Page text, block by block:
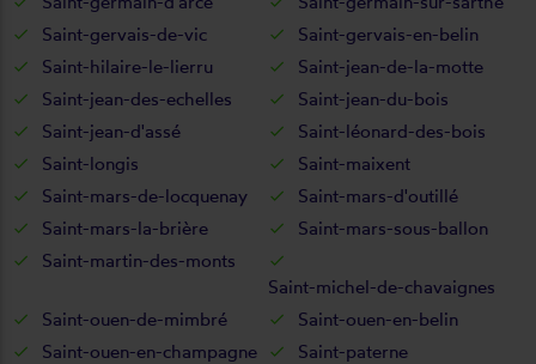
Saint-gervais-de-vic
Saint-gervais-en-belin
Saint-hilaire-le-lierru
Saint-jean-de-la-motte
Saint-jean-des-echelles
Saint-jean-du-bois
Saint-jean-d'assé
Saint-léonard-des-bois
Saint-longis
Saint-maixent
Saint-mars-de-locquenay
Saint-mars-d'outillé
Saint-mars-la-brière
Saint-mars-sous-ballon
Saint-martin-des-monts
Saint-michel-de-chavaignes
Saint-ouen-de-mimbré
Saint-ouen-en-belin
Saint-ouen-en-champagne
Saint-paterne